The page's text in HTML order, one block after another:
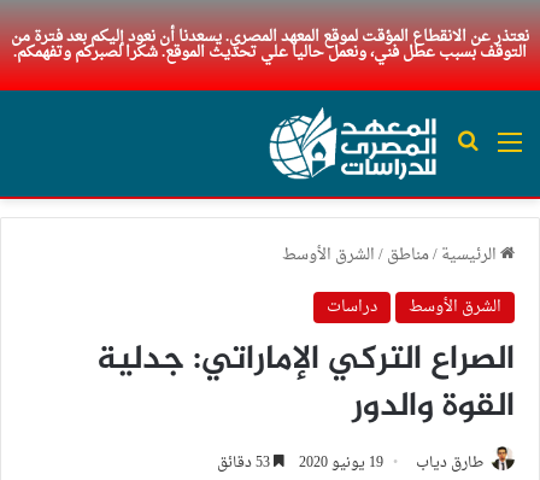
نعتذر عن الانقطاع المؤقت لموقع المعهد المصري. يسعدنا أن نعود إليكم بعد فترة من
التوقف بسبب عطل فني، ونعمل حاليا علي تحديث الموقع. شكرا لصبركم وتفهمكم.
القائمة بحث عن
الرئيسية/مناطق/الشرق الأوسط
الشرق الأوسط
دراسات
الصراع التركي الإماراتي: جدلية
القوة والدور
طارق دياب 19 يونيو 2020